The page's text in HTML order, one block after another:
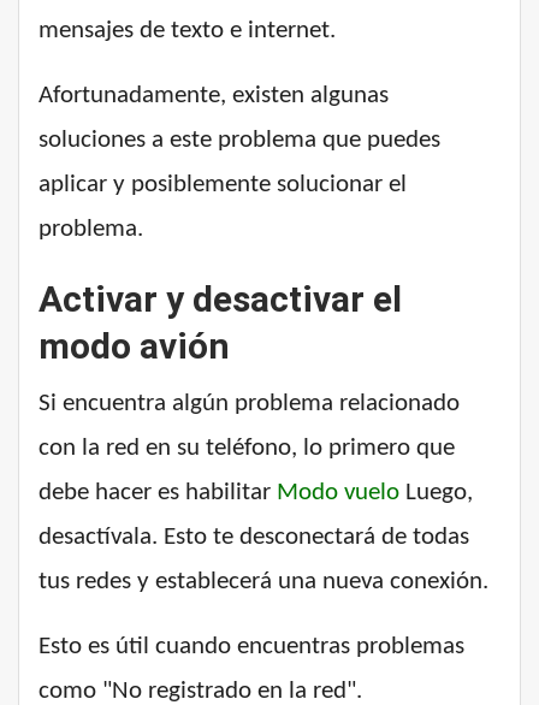
mensajes de texto e internet.
Afortunadamente, existen algunas
soluciones a este problema que puedes
aplicar y posiblemente solucionar el
problema.
Activar y desactivar el
modo avión
Si encuentra algún problema relacionado
con la red en su teléfono, lo primero que
debe hacer es habilitar Modo vuelo Luego,
desactívala. Esto te desconectará de todas
tus redes y establecerá una nueva conexión.
Esto es útil cuando encuentras problemas
como "No registrado en la red".